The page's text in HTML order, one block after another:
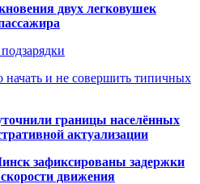
двух легковушек
начать и не совершить типичных
границы населённых
актуализации
зафиксированы задержки
скорости движения